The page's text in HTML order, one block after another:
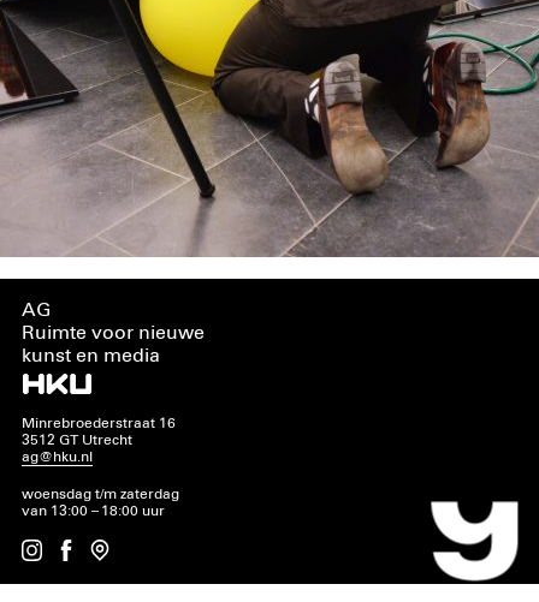
AG
Ruimte voor nieuwe
kunst en media
Minrebroederstraat 16
3512 GT Utrecht
ag@hku.nl
woensdag t/m zaterdag
van 13:00 – 18:00 uur